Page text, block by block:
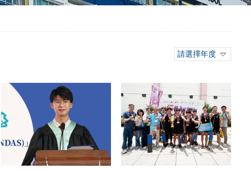
請選擇年度